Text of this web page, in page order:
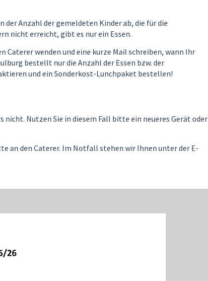
der Anzahl der gemeldeten Kinder ab, die für die
nicht erreicht, gibt es nur ein Essen.
Caterer wenden und eine kurze Mail schreiben, wann Ihr
bestellt nur die Anzahl der Essen bzw. der
und ein Sonderkost-Lunchpaket bestellen!
Nutzen Sie in diesem Fall bitte ein neueres Gerät oder
an den Caterer. Im Notfall stehen wir Ihnen unter der E-